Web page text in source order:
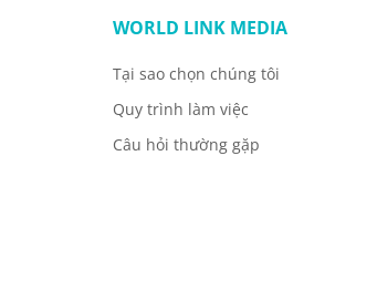
WORLD LINK MEDIA
Tại sao chọn chúng tôi
Quy trình làm việc
Câu hỏi thường gặp